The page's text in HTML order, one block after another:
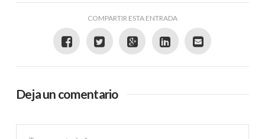
COMPARTIR ESTA ENTRADA
Deja un comentario